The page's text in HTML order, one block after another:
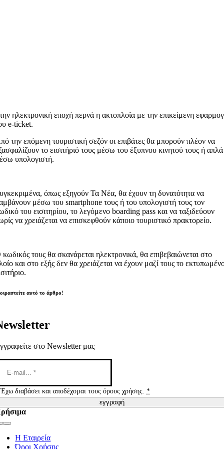
ηλεκτρονική εποχή περνά η ακτοπλοΐα με την επικείμενη
e-ticket.
την επόμενη τουριστική σεζόν οι επιβάτες θα μπορούν πλέον να
το εισιτήριό τους μέσω του έξυπνου κινητού τους ή απλά
υπολογιστή.
όπως εξηγούν Τα Νέα, θα έχουν τη δυνατότητα να
μέσω του smartphone τους ή του υπολογιστή τους τον
του εισιτηρίου, το λεγόμενο boarding pass και να ταξιδεύουν
να χρειάζεται να επισκεφθούν κάποιο τουριστικό πρακτορείο.
τους θα σκανάρεται ηλεκτρονικά, θα επιβεβαιώνεται στο
και στο εξής δεν θα χρειάζεται να έχουν μαζί τους το
αυτό το άρθρο!
στο Newsletter μας
Έχω διαβάσει και αποδέχομαι τους όρους χρήσης.*
εγγραφή
Η Εταιρεία
Όροι Χρήσης